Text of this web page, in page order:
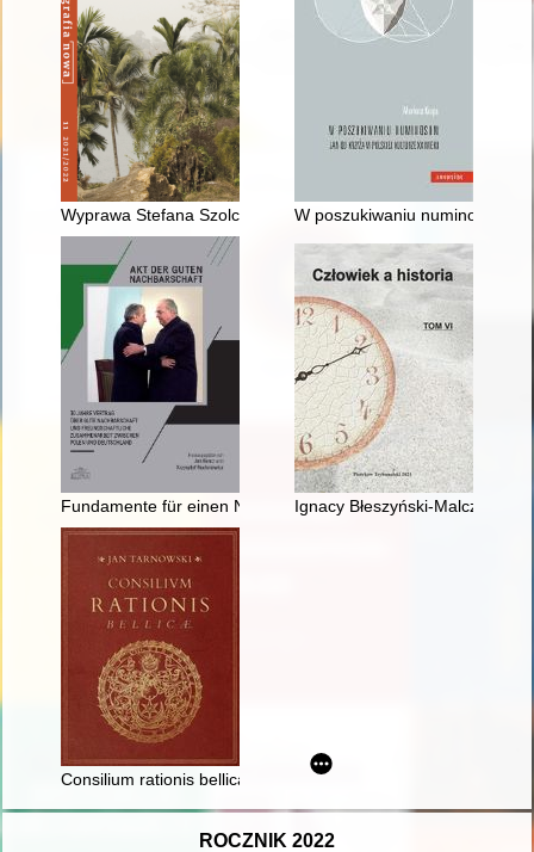
Wyprawa Stefana Szolca-Rogozińskiego do Afryki Środkowej
W poszukiwaniu numinosum :
Fundamente für einen Neuaufbruch : die deutsch-polnischen
Ignacy Błeszyński-Malczewski
Consilium rationis bellicae = (Rada sprawy wojennej)
ROCZNIK 2022